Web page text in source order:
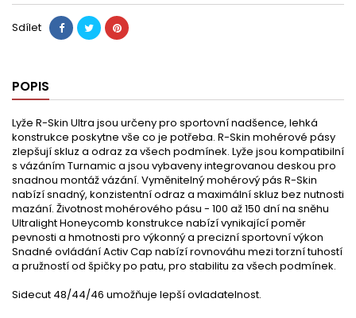
Sdílet
POPIS
Lyže R-Skin Ultra jsou určeny pro sportovní nadšence, lehká
konstrukce poskytne vše co je potřeba. R-Skin mohérové pásy
zlepšují skluz a odraz za všech podmínek. Lyže jsou kompatibilní
s vázáním Turnamic a jsou vybaveny integrovanou deskou pro
snadnou montáž vázání. Vyměnitelný mohérový pás R-Skin
nabízí snadný, konzistentní odraz a maximální skluz bez nutnosti
mazání. Životnost mohérového pásu - 100 až 150 dní na sněhu
Ultralight Honeycomb konstrukce nabízí vynikající poměr
pevnosti a hmotnosti pro výkonný a precizní sportovní výkon
Snadné ovládání Activ Cap nabízí rovnováhu mezi torzní tuhostí
a pružností od špičky po patu, pro stabilitu za všech podmínek.
Sidecut 48/44/46 umožňuje lepší ovladatelnost.